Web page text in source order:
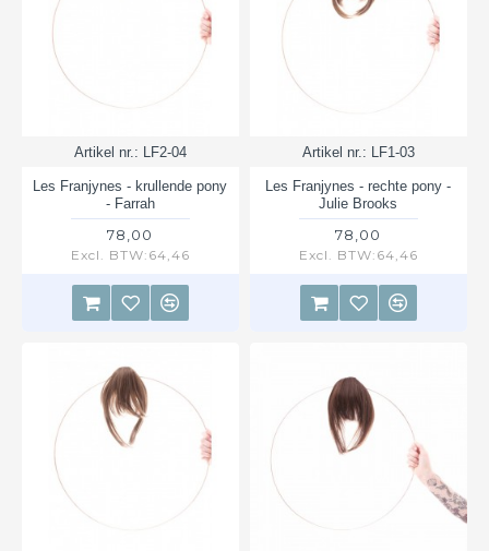
Artikel nr.: LF2-04
Les Franjynes - krullende pony
- Farrah
78,00
Excl. BTW:64,46
Artikel nr.: LF1-03
Les Franjynes - rechte pony -
Julie Brooks
78,00
Excl. BTW:64,46